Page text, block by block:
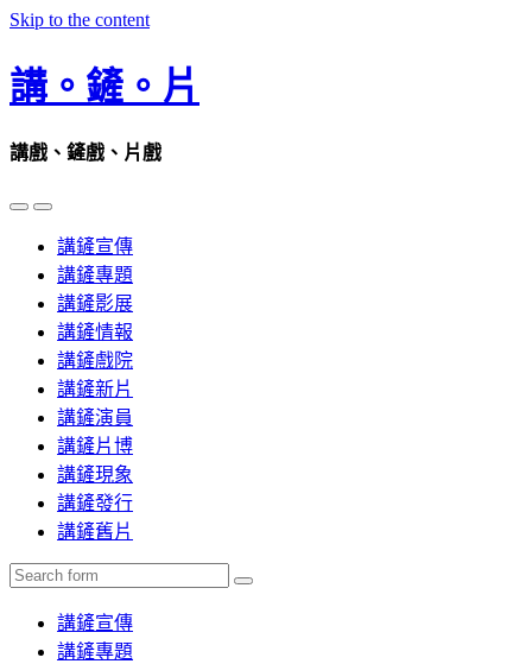
Skip to the content
講。鏟。片
講戲、鏟戲、片戲
Toggle
mobile
Toggle
the
search
field
講鏟宣傳
講鏟專題
講鏟影展
講鏟情報
講鏟戲院
講鏟新片
講鏟演員
講鏟片博
講鏟現象
講鏟發行
講鏟舊片
Search
講鏟宣傳
講鏟專題